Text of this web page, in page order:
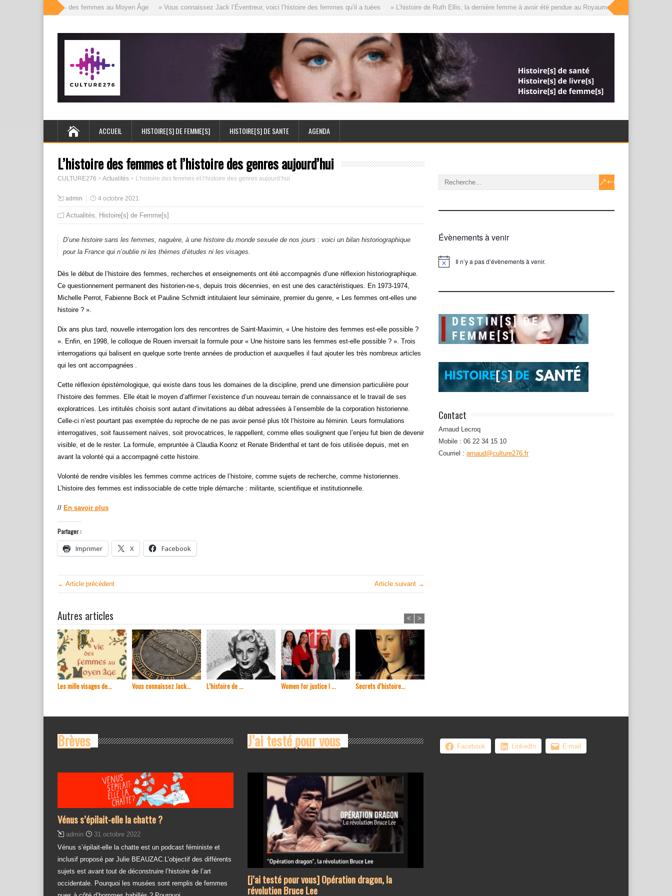
» Les mille visages des femmes au Moyen Âge » Vous connaissez Jack l’Éventreur, voici l’histoire des femmes qu’il a tuées » L’histoire de Ruth Ellis, la dernière femme à avoir été pendue au Royaume-Uni, que le roi a
ACCUEIL HISTOIRE[S] DE FEMME[S] HISTOIRE[S] DE SANTE AGENDA
L’histoire des femmes et l’histoire des genres aujourd’hui
CULTURE276 >Actualités > L’histoire des femmes et l’histoire des genres aujourd’hui
admin 4 octobre 2021
Actualités, Histoire[s] de Femme[s]
D’une histoire sans les femmes, naguère, à une histoire du monde sexuée de nos jours : voici un bilan historiographique
pour la France qui n’oublie ni les thèmes d’études ni les visages.
Dès le début de l’histoire des femmes, recherches et enseignements ont été accompagnés d’une réflexion historiographique.
Ce questionnement permanent des historien-ne-s, depuis trois décennies, en est une des caractéristiques. En 1973-1974,
Michelle Perrot, Fabienne Bock et Pauline Schmidt intitulaient leur séminaire, premier du genre, « Les femmes ont-elles une
histoire ? ».
Dix ans plus tard, nouvelle interrogation lors des rencontres de Saint-Maximin, « Une histoire des femmes est-elle possible ?
». Enfin, en 1998, le colloque de Rouen inversait la formule pour « Une histoire sans les femmes est-elle possible ? ». Trois
interrogations qui balisent en quelque sorte trente années de production et auxquelles il faut ajouter les très nombreux articles
qui les ont accompagnées .
Cette réflexion épistémologique, qui existe dans tous les domaines de la discipline, prend une dimension particulière pour
l’histoire des femmes. Elle était le moyen d’affirmer l’existence d’un nouveau terrain de connaissance et le travail de ses
exploratrices. Les intitulés choisis sont autant d’invitations au débat adressées à l’ensemble de la corporation historienne.
Celle-ci n’est pourtant pas exemptée du reproche de ne pas avoir pensé plus tôt l’histoire au féminin. Leurs formulations
interrogatives, soit faussement naïves, soit provocatrices, le rappellent, comme elles soulignent que l’enjeu fut bien de devenir
visible, et de le rester. La formule, empruntée à Claudia Koonz et Renate Bridenthal et tant de fois utilisée depuis, met en
avant la volonté qui a accompagné cette histoire.
Volonté de rendre visibles les femmes comme actrices de l’histoire, comme sujets de recherche, comme historiennes.
L’histoire des femmes est indissociable de cette triple démarche : militante, scientifique et institutionnelle.
// En savoir plus
Partager :
Imprimer X Facebook
← Article précédent Article suivant →
Autres articles
Les mille visages de... Vous connaissez Jack... L’histoire de ... Women for justice ! ... Secrets d’histoire...
< >
Évènements à venir
Notice Il n’y a pas d’évènements à venir.
Contact
Arnaud Lecroq
Mobile : 06 22 34 15 10
Courriel : arnaud@culture276.fr
Brèves
Vénus s’épilait-elle la chatte ?
admin
31 octobre 2022
Vénus s’épilait-elle la chatte est un podcast féministe et
inclusif proposé par Julie BEAUZAC.L’objectif des différents
sujets est avant tout de déconstruire l’histoire de l’art
occidentale. Pourquoi les musées sont remplis de femmes
J’ai testé pour vous
[j’ai testé pour vous] Opération dragon, la
révolution Bruce Lee
Facebook LinkedIn E-mail